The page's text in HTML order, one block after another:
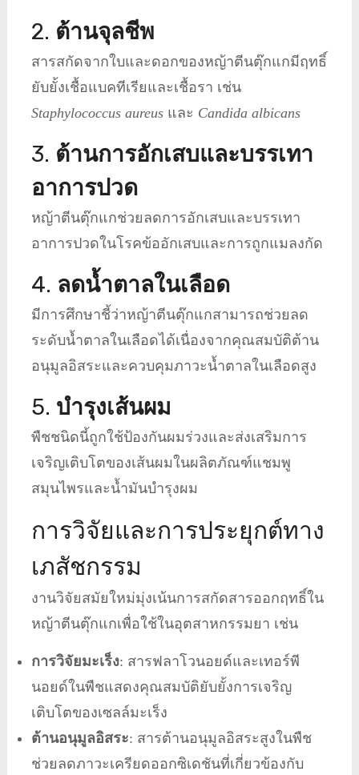
2. ต้านจุลชีพ
สารสกัดจากใบและดอกของหญ้าตีนตุ๊กแกมีฤทธิ์
ยับยั้งเชื้อแบคทีเรียและเชื้อรา เช่น
Staphylococcus aureusและ Candida albicans
3. ต้านการอักเสบและบรรเทา
อาการปวด
หญ้าตีนตุ๊กแกช่วยลดการอักเสบและบรรเทา
อาการปวดในโรคข้ออักเสบและการถูกแมลงกัด
4. ลดน้ำตาลในเลือด
มีการศึกษาชี้ว่าหญ้าตีนตุ๊กแกสามารถช่วยลด
ระดับน้ำตาลในเลือดได้เนื่องจากคุณสมบัติต้าน
อนุมูลอิสระและควบคุมภาวะน้ำตาลในเลือดสูง
5. บำรุงเส้นผม
พืชชนิดนี้ถูกใช้ป้องกันผมร่วงและส่งเสริมการ
เจริญเติบโตของเส้นผมในผลิตภัณฑ์แชมพู
สมุนไพรและน้ำมันบำรุงผม
การวิจัยและการประยุกต์ทาง
เภสัชกรรม
งานวิจัยสมัยใหม่มุ่งเน้นการสกัดสารออกฤทธิ์ใน
หญ้าตีนตุ๊กแกเพื่อใช้ในอุตสาหกรรมยา เช่น
การวิจัยมะเร็ง: สารฟลาโวนอยด์และเทอร์พี
นอยด์ในพืชแสดงคุณสมบัติยับยั้งการเจริญ
เติบโตของเซลล์มะเร็ง
ต้านอนุมูลอิสระ: สารต้านอนุมูลอิสระสูงในพืช
ช่วยลดภาวะเครียดออกซิเดชันที่เกี่ยวข้องกับ